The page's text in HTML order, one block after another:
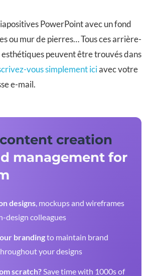
PowerPoint avec un fond
ou mur de pierres… Tous ces arrière-
esthétiques peuvent être trouvés dans
vous simplement iciavec votre
e-mail.
creation
management for
designs , mockups and wireframes
design colleagues
brandingto maintain brand
your designs
scratch? Save time with 1000s of